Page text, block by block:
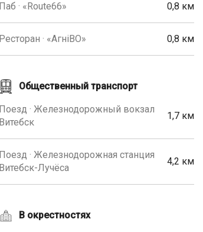
Паб · «Route66» 0,8 км
Ресторан · «AгнiВО» 0,8 км
Общественный транспорт
Поезд · Железнодорожный вокзал
Витебск
1,7 км
Поезд · Железнодорожная станция
Витебск-Лучёса
4,2 км
В окрестностях